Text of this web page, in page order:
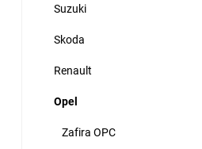
Suzuki
Skoda
Renault
Opel
Zafira OPC